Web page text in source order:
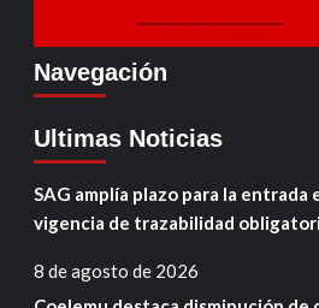
Navegación
Ultimas Noticias
SAG amplía plazo para la entrada
vigencia de trazabilidad
8 de agosto de 2026